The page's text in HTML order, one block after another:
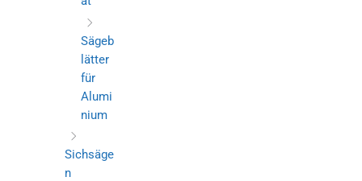
Sägeb
lätter
für
Alumi
nium
Sichsäge
n